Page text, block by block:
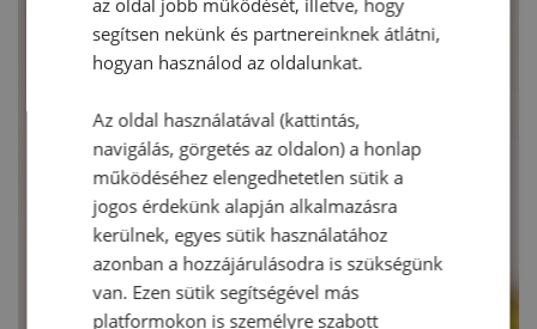
segítsen nekünk és partnereinknek átlátni,
hogyan használod az oldalunkat.
Az oldal használatával (kattintás,
navigálás, görgetés az oldalon) a honlap
működéséhez elengedhetetlen sütik a
jogos érdekünk alapján alkalmazásra
kerülnek, egyes sütik használatához
azonban a hozzájárulásodra is szükségünk
van. Ezen sütik segítségével más
platformokon is személyre szabott